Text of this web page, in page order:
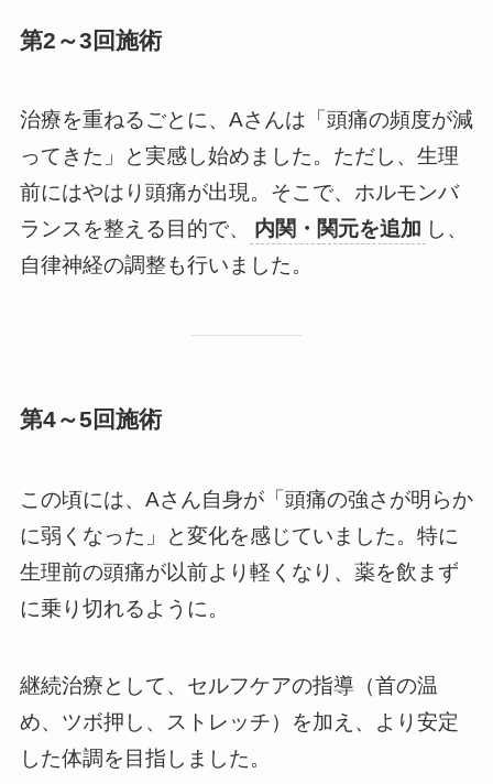
第2～3回施術
治療を重ねるごとに、Aさんは「頭痛の頻度が減
ってきた」と実感し始めました。ただし、生理
前にはやはり頭痛が出現。そこで、ホルモンバ
ランスを整える目的で、
内関・関元を追加 し、
自律神経の調整も行いました。
第4～5回施術
この頃には、Aさん自身が「頭痛の強さが明らか
に弱くなった」と変化を感じていました。特に
生理前の頭痛が以前より軽くなり、薬を飲まず
に乗り切れるように。
継続治療として、セルフケアの指導（首の温
め、ツボ押し、ストレッチ）を加え、より安定
した体調を目指しました。